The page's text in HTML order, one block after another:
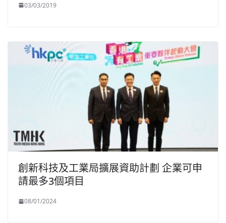
03/03/2019
創新科技及工業局擴展資助計劃 企業可申
請最多3個項目
08/01/2024